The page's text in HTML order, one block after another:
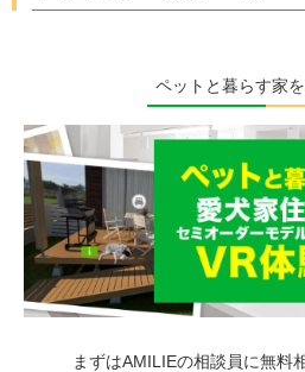
ペットと暮らす家
まずはAMILIEの相談員に無料